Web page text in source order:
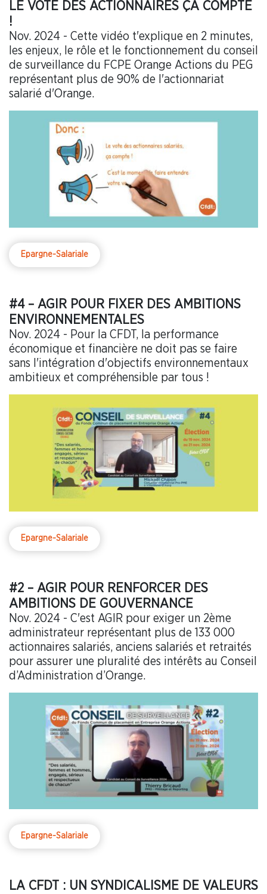
LE VOTE DES ACTIONNAIRES ÇA COMPTE
!
Nov. 2024 - Cette vidéo t'explique en 2 minutes,
les enjeux, le rôle et le fonctionnement du conseil
de surveillance du FCPE Orange Actions du PEG
représentant plus de 90% de l'actionnariat
salarié d'Orange.
Epargne-Salariale
#4 – AGIR POUR FIXER DES AMBITIONS
ENVIRONNEMENTALES
Nov. 2024 - Pour la CFDT, la performance
économique et financière ne doit pas se faire
sans l'intégration d'objectifs environnementaux
ambitieux et compréhensible par tous !
Epargne-Salariale
#2 – AGIR POUR RENFORCER DES
AMBITIONS DE GOUVERNANCE
Nov. 2024 - C'est AGIR pour exiger un 2ème
administrateur représentant plus de 133 000
actionnaires salariés, anciens salariés et retraités
pour assurer une pluralité des intérêts au Conseil
d’Administration d’Orange.
Epargne-Salariale
LA CFDT : UN SYNDICALISME DE VALEURS